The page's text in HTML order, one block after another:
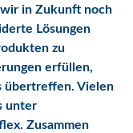
in Zukunft noch
Lösungen
zu
erfüllen,
übertreffen. Vielen
unter
Zusammen